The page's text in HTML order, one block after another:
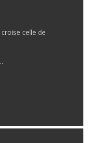
celle de